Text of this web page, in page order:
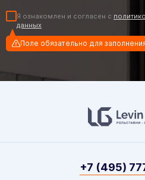
Я ознакомлен и согласен с
данных
Поле обязательно для
+7 (495)